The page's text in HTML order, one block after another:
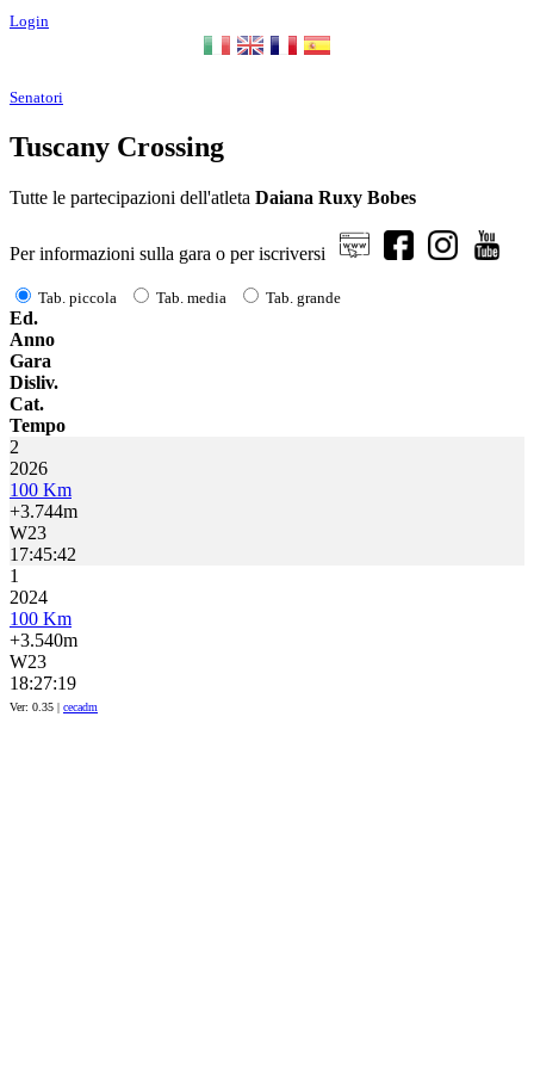
Login
Senatori
Tuscany Crossing
Tutte le partecipazioni dell'atleta Daiana Ruxy Bobes
Per informazioni sulla gara o per iscriversi
Tab. piccola Tab. media Tab. grande
Ed.
Anno
Gara
Disliv.
Cat.
Tempo
2
2026
100 Km
+3.744m
W23
17:45:42
1
2024
100 Km
+3.540m
W23
18:27:19
Ver: 0.35 | cecadm